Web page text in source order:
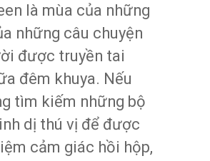
là mùa của những
những câu chuyện
được truyền tai
đêm khuya. Nếu
tìm kiếm những bộ
dị thú vị để được
cảm giác hồi hộp,